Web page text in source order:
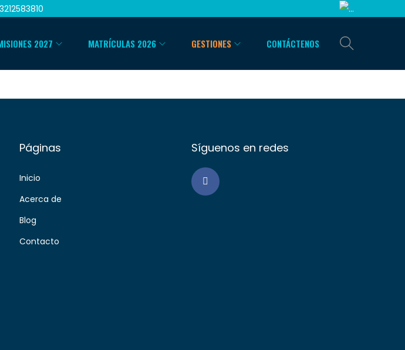
2027 MATRÍCULAS 2026 GESTIONES CONTÁCTENOS
Páginas
Inicio
Acerca de
Blog
Contacto
Síguenos en redes